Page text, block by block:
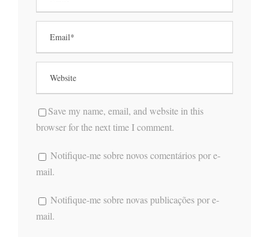
Save my name, email, and website in this
browser for the next time I comment.
Notifique-me sobre novos comentários por e-
mail.
Notifique-me sobre novas publicações por e-
mail.